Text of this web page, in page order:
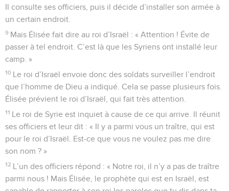
Il consulte ses officiers, puis il décide d’installer son armée à
un certain endroit.
9 Mais Élisée fait dire au roi d’Israël : « Attention ! Évite de
passer à tel endroit. C’est là que les Syriens ont installé leur
camp. »
10 Le roi d’Israël envoie donc des soldats surveiller l’endroit
que l’homme de Dieu a indiqué. Cela se passe plusieurs fois.
Élisée prévient le roi d’Israël, qui fait très attention.
11 Le roi de Syrie est inquiet à cause de ce qui arrive. Il réunit
ses officiers et leur dit : « Il y a parmi vous un traître, qui est
pour le roi d’Israël. Est-ce que vous ne voulez pas me dire
son nom ? »
12 L’un des officiers répond : « Notre roi, il n’y a pas de traître
parmi nous ! Mais Élisée, le prophète qui est en Israël, est